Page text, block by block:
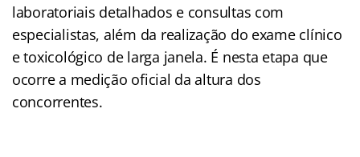
laboratoriais detalhados e consultas com
especialistas, além da realização do exame clínico
e toxicológico de larga janela. É nesta etapa que
ocorre a medição oficial da altura dos
concorrentes.